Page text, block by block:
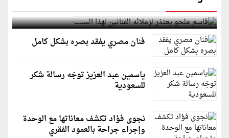
قاسم ملحو يعتذر لزملائه الفنانين لهذا السبب
فنان مصري يفقد بصره بشكل كامل
ياسمين عبد العزيز توجّه رسالة شكر
للسعودية
نجوى فؤاد تكشف معاناتها مع الوحدة
وإجراء جراحة بالعمود الفقري